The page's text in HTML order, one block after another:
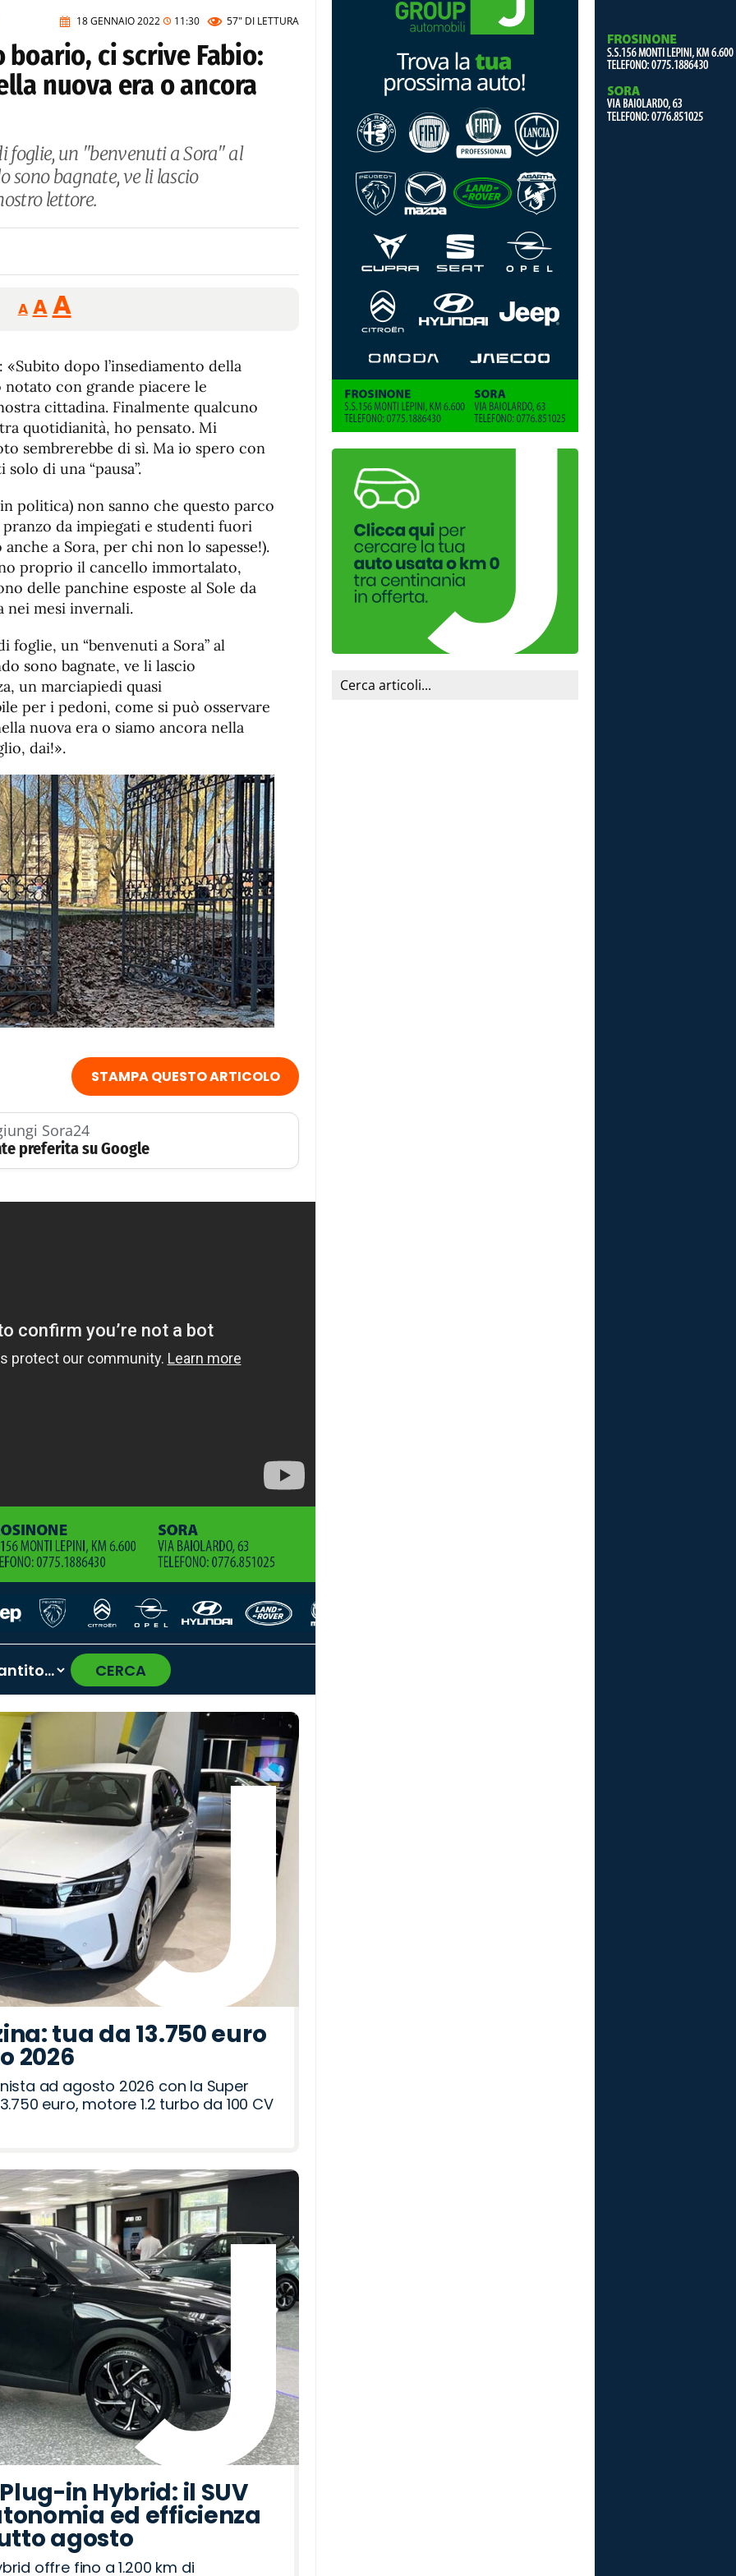
18 GENNAIO 2022 11:30 57" DI LETTURA
ci scrive Fabio:
nuova era o ancora
foglie, un "benvenuti a Sora" al
bagnate, ve li lascio
lettore.
A
Reducir
tamaño
A Restablecer
tamaño
de
fuente
AAumentar
de
fuente.
: «Subito dopo l’insediamento della
con grande piacere le
cittadina. Finalmente qualcuno
quotidianità, ho pensato. Mi
sembrerebbe di sì. Ma io spero con
di una “pausa”.
politica) non sanno che questo parco
da impiegati e studenti fuori
anche a Sora, per chi non lo sapesse!).
proprio il cancello immortalato,
delle panchine esposte al Sole da
nei mesi invernali.
un “benvenuti a Sora” al
sono bagnate, ve li lascio
un marciapiedi quasi
per i pedoni, come si può osservare
nuova era o siamo ancora nella
dai!».
STAMPA QUESTO ARTICOLO
Sora24
preferita su Google
CERCA
›
tua da 13.750 euro
2026
ad agosto 2026 con la Super
euro, motore 1.2 turbo da 100 CV
in Hybrid: il SUV
ed efficienza
agosto
offre fino a 1.200 km di